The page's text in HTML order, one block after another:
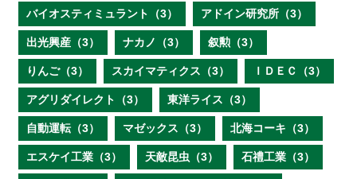
バイオスティミュラント（3） アドイン研究所（3）
出光興産（3） ナカノ（3） 叙勲（3）
りんご（3） スカイマティクス（3） ＩＤＥＣ（3）
アグリダイレクト（3） 東洋ライス（3）
自動運転（3） マゼックス（3） 北海コーキ（3）
エスケイ工業（3） 天敵昆虫（3） 石禮工業（3）